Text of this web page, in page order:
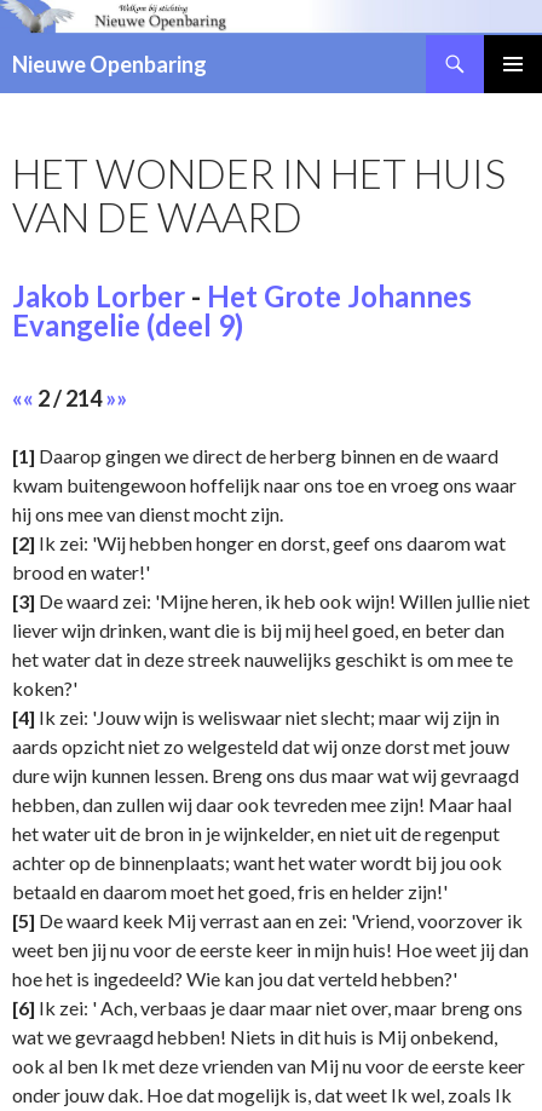
Nieuwe Openbaring
SPRINGEN
HET WONDER IN HET HUIS
VAN DE WAARD
Jakob Lorber - Het Grote Johannes
Evangelie (deel 9)
«« 2 / 214»»
[1] Daarop gingen we direct de herberg binnen en de waard
kwam buitengewoon hoffelijk naar ons toe en vroeg ons waar
hij ons mee van dienst mocht zijn.
[2] Ik zei: 'Wij hebben honger en dorst, geef ons daarom wat
brood en water!'
[3] De waard zei: 'Mijne heren, ik heb ook wijn! Willen jullie niet
liever wijn drinken, want die is bij mij heel goed, en beter dan
het water dat in deze streek nauwelijks geschikt is om mee te
koken?'
[4] Ik zei: 'Jouw wijn is weliswaar niet slecht; maar wij zijn in
aards opzicht niet zo welgesteld dat wij onze dorst met jouw
dure wijn kunnen lessen. Breng ons dus maar wat wij gevraagd
hebben, dan zullen wij daar ook tevreden mee zijn! Maar haal
het water uit de bron in je wijnkelder, en niet uit de regenput
achter op de binnenplaats; want het water wordt bij jou ook
betaald en daarom moet het goed, fris en helder zijn!'
[5] De waard keek Mij verrast aan en zei: 'Vriend, voorzover ik
weet ben jij nu voor de eerste keer in mijn huis! Hoe weet jij dan
hoe het is ingedeeld? Wie kan jou dat verteld hebben?'
[6] Ik zei: ' Ach, verbaas je daar maar niet over, maar breng ons
wat we gevraagd hebben! Niets in dit huis is Mij onbekend,
ook al ben Ik met deze vrienden van Mij nu voor de eerste keer
onder jouw dak. Hoe dat mogelijk is, dat weet Ik wel, zoals Ik